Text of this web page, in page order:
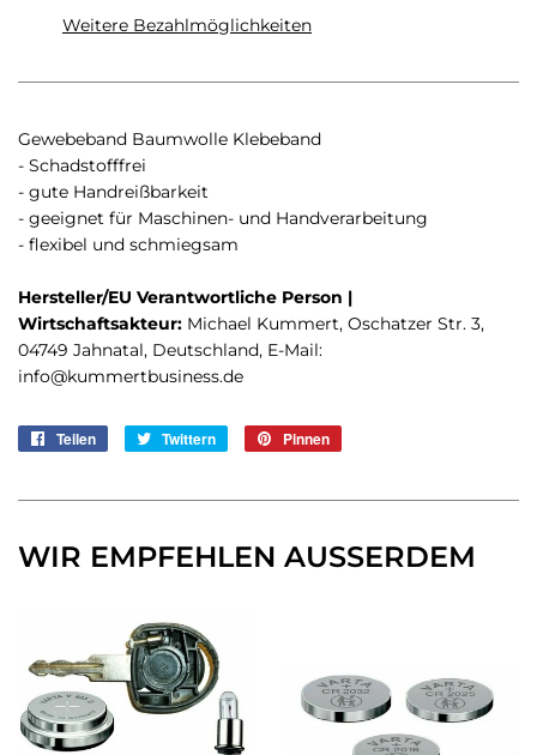
Weitere Bezahlmöglichkeiten
Gewebeband Baumwolle Klebeband
- Schadstofffrei
- gute Handreißbarkeit
- geeignet für Maschinen- und Handverarbeitung
- flexibel und schmiegsam
Hersteller/EU Verantwortliche Person |
Wirtschaftsakteur: Michael Kummert, Oschatzer Str. 3,
04749 Jahnatal, Deutschland, E-Mail:
info@kummertbusiness.de
Teilen Twittern Pinnen
WIR EMPFEHLEN AUSSERDEM